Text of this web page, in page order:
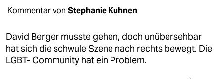
öko
gesellschaft
kultur
Kommentar von Stephanie Kuhnen
David Berger musste gehen, doch unübersehbar
hat sich die schwule Szene nach rechts bewegt. Die
LGBT- Community hat ein Problem.